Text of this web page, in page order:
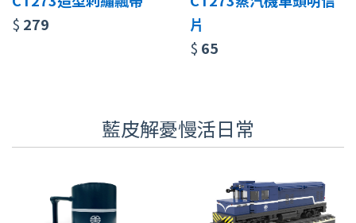
$ 279
片
$ 65
藍皮解憂慢活日常